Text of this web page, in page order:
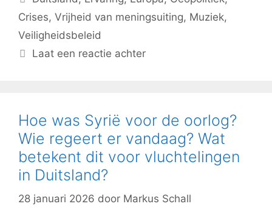
Crises, Vrijheid van meningsuiting, Muziek,
Veiligheidsbeleid
Laat een reactie achter
Hoe was Syrië voor de oorlog?
Wie regeert er vandaag? Wat
betekent dit voor vluchtelingen
in Duitsland?
28 januari 2026 door Markus Schall